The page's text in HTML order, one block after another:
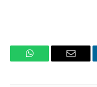
البريد
واتساب